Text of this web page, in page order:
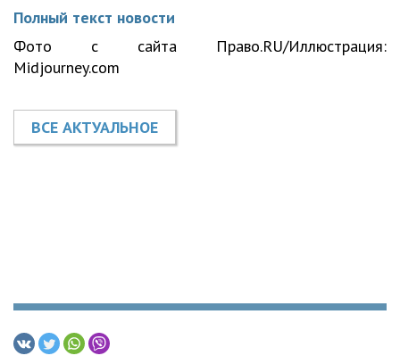
Полный текст новости
Фото с сайта Право.RU/Иллюстрация:
Midjourney.com
ВСЕ АКТУАЛЬНОЕ